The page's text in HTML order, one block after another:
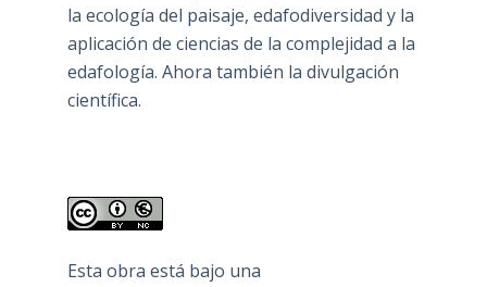
la ecología del paisaje, edafodiversidad y la
aplicación de ciencias de la complejidad a la
edafología. Ahora también la divulgación
científica.
Esta obra está bajo una